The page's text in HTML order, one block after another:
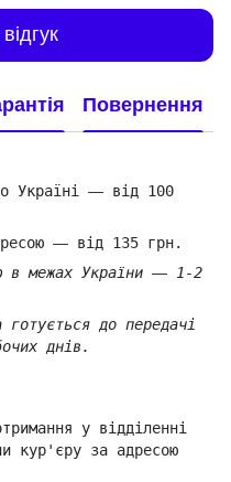
Повернення
Україні — від 100
— від 135 грн.
в межах України — 1-2
готується до передачі
днів.
у відділенні
и кур'єру за адресою